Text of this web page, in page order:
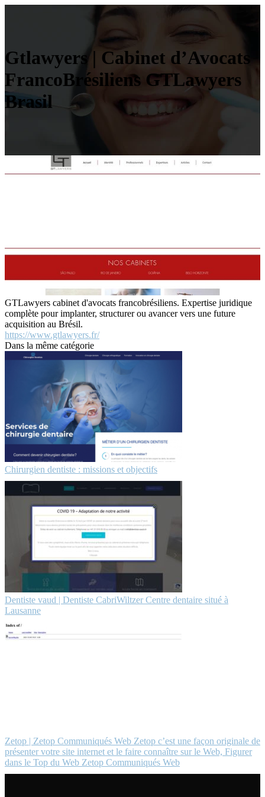
Gtlawyers | Cabinet d’Avocats
FrancoBrésiliens GTLawyers
Brasil
GTLawyers cabinet d'avocats francobrésiliens. Expertise juridique
complète pour implanter, structurer ou avancer vers une future
acquisition au Brésil.
https://www.gtlawyers.fr/
Dans la même catégorie
Chirurgien dentiste : missions et objectifs
Dentiste vaud | Dentiste CabriWiltzer Centre dentaire situé à
Lausanne
Zetop | Zetop Communiqués Web Zetop c’est une façon originale de
présenter votre site internet et le faire connaître sur le Web, Figurer
dans le Top du Web Zetop Communiqués Web